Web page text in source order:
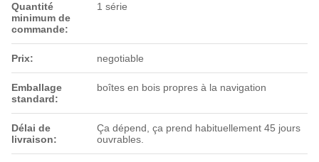
Quantité
minimum de
commande:
1 série
Prix: negotiable
Emballage
standard:
boîtes en bois propres à la navigation
Délai de
livraison:
Ça dépend, ça prend habituellement 45 jours
ouvrables.